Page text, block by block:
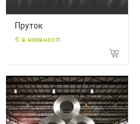
Пруток
Є в наявності